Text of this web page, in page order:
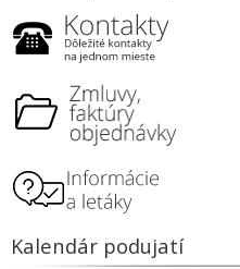
Kalendár podujatí